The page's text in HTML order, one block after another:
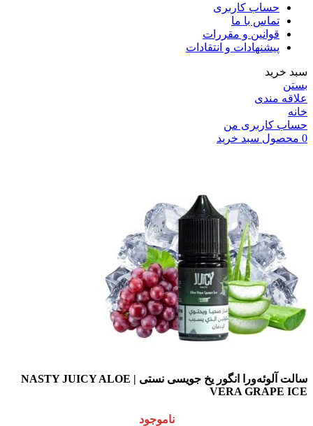
حساب کاربری
تماس با ما
قوانین و مقررات
پیشنهادات و انتقادات
سبد خرید
بستن
علاقه مندی
خانه
حساب کاربری من
0 محصول سبد خرید
سالت آلوئه‌ورا انگور یخ جویسی نستی | NASTY JUICY ALOE
VERA GRAPE ICE
ناموجود